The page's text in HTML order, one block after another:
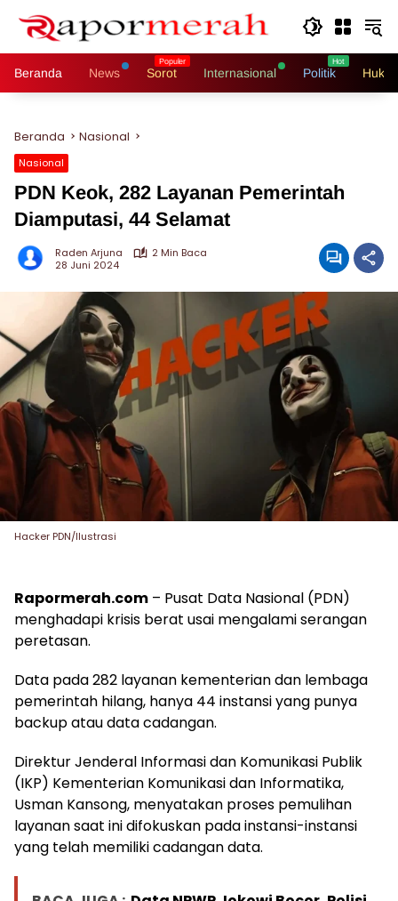
Beranda News Sorot Internasional Politik
Beranda Nasional
Nasional
PDN Keok, 282 Layanan Pemerintah
Diamputasi, 44 Selamat
Raden Arjuna
2 Min Baca
28 Juni 2024
Hacker PDN/Ilustrasi
Rapormerah.com – Pusat Data Nasional (PDN)
menghadapi krisis berat usai mengalami serangan
peretasan.
Data pada 282 layanan kementerian dan lembaga
pemerintah hilang, hanya 44 instansi yang punya
backup atau data cadangan.
Direktur Jenderal Informasi dan Komunikasi Publik
(IKP) Kementerian Komunikasi dan Informatika,
Usman Kansong, menyatakan proses pemulihan
layanan saat ini difokuskan pada instansi-instansi
yang telah memiliki cadangan data.